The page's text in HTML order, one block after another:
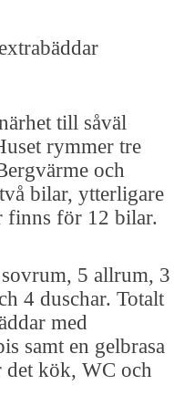
till såväl
rymmer tre
och
bilar, ytterligare
finns för 12 bilar.
5 allrum, 3
4 duschar. Totalt
med
samt en gelbrasa
det kök, WC och